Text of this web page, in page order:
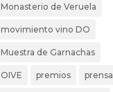
Monasterio de Veruela
movimiento vino DO
Muestra de Garnachas
OIVE premios prensa